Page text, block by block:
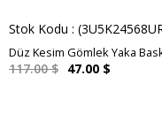
Stok Kodu
Düz Kesim Gömlek Yaka
117.00 $ 47.00 $